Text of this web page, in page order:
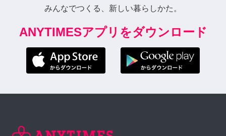
みんなでつくる、新しい暮らしかた。
ANYTIMESアプリをダウンロード